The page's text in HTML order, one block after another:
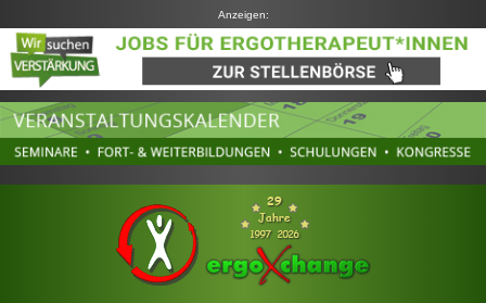
Anzeigen: